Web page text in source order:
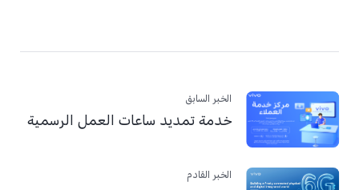
الخبر السابق
خدمة تمديد ساعات العمل الرسمية
الخبر القادم